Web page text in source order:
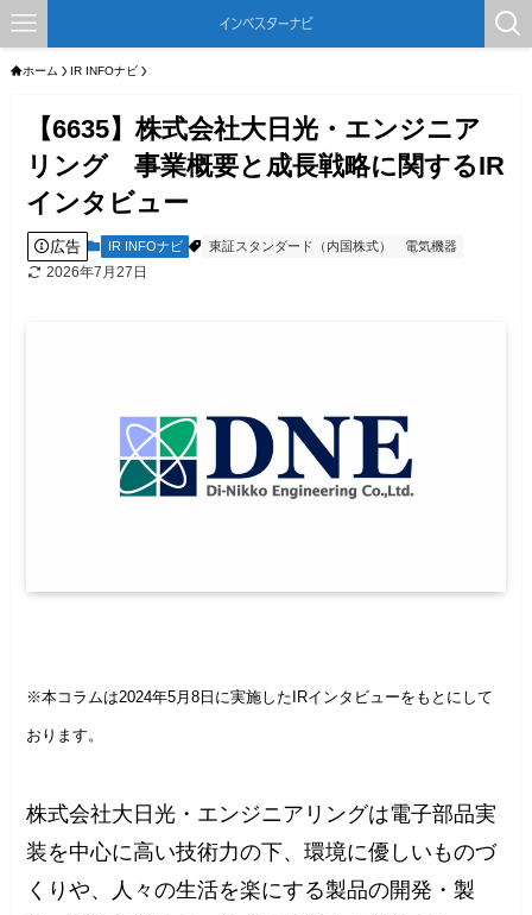
ホーム IR INFOナビ
【6635】株式会社大日光・エンジニア
リング 事業概要と成長戦略に関するIR
インタビュー
広告 IR INFOナビ 東証スタンダード（内国株式） 電気機器
2026年7月27日
※本コラムは2024年5月8日に実施したIRインタビューをもとにして
おります。
株式会社大日光・エンジニアリングは電子部品実
装を中心に高い技術力の下、環境に優しいものづ
くりや、人々の生活を楽にする製品の開発・製